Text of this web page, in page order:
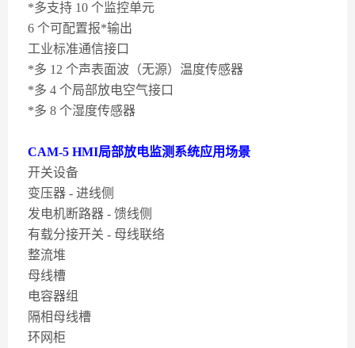
*多支持 10 个监控单元
6 个可配置报*输出
工业标准通信接口
*多 12 个声表面波（无源）温度传感器
*多 4 个局部放电空气接口
*多 8 个湿度传感器
CAM-5 HMI局部放电监测系统应用场景
开关设备
变压器 - 进线侧
发电机断路器 - 馈线侧
有载分接开关 - 母线联络
整流堆
母线槽
电容器组
隔相母线槽
环网柜